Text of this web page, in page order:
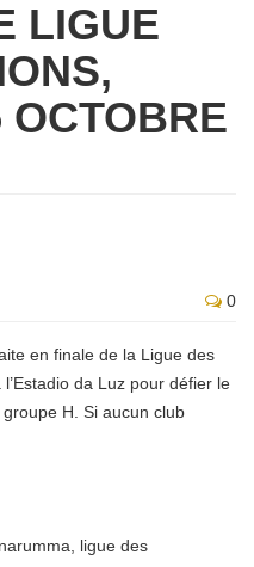
LIGUE
OCTOBRE
0
en finale de la Ligue des
da Luz pour défier le
H. Si aucun club
ligue des